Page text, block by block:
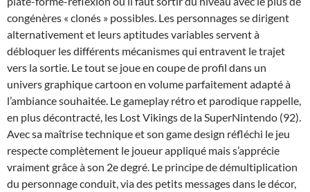
congénères « clonés » possibles. Les personnages se dirigent
alternativement et leurs aptitudes variables servent à
débloquer les différents mécanismes qui entravent le trajet
vers la sortie. Le tout se joue en coupe de profil dans un
univers graphique cartoon en volume parfaitement adapté à
l’ambiance souhaitée. Le gameplay rétro et parodique rappelle,
en plus décontracté, les Lost Vikings de la SuperNintendo (92).
Avec sa maîtrise technique et son game design réfléchi le jeu
respecte complètement le joueur appliqué mais s’apprécie
vraiment grâce à son 2e degré. Le principe de démultiplication
du personnage conduit, via des petits messages dans le décor,